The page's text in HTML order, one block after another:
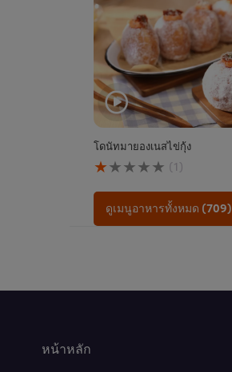
โดนัทมายองเนสไข่กุ้ง
คะแนน
เฉลี่ย
ของ
โดนัท
มา
นี้
(1)
ดูเมนูอาหารทั้งหมด (709)
หน้าหลัก